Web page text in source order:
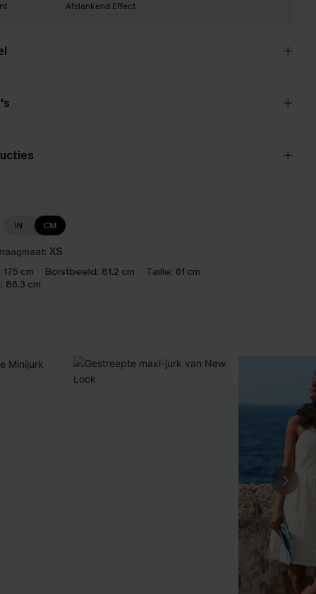
Afslankend Effect
IN CM
XS
175 cm Borstbeeld: 81.2 cm Taille: 61 cm
86.3 cm